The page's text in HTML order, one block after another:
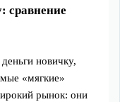
сравнение
новичку,
«мягкие»
рынок: они